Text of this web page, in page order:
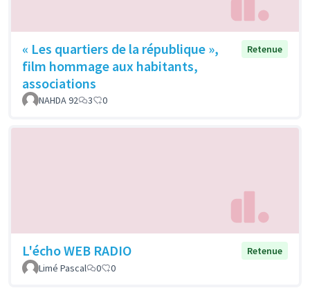
« Les quartiers de la république »,
film hommage aux habitants,
associations
Retenue
NAHDA 92 3 0
L'écho WEB RADIO
Retenue
Limé Pascal
0 0